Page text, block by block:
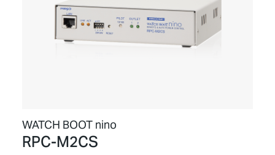
WATCH BOOT nino
RPC-M2CS